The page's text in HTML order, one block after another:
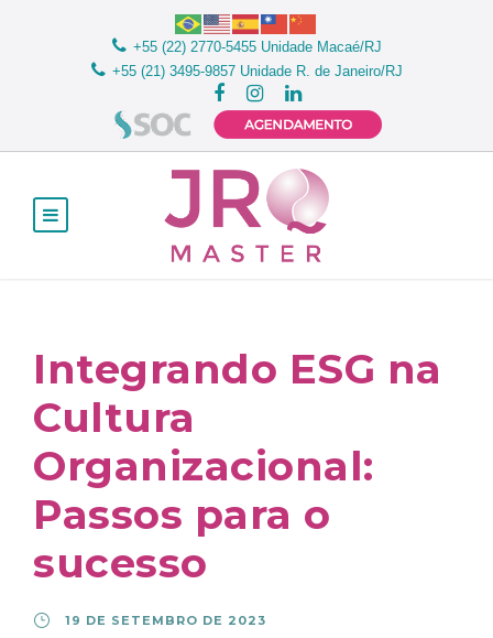
+55 (22) 2770-5455 Unidade Macaé/RJ
+55 (21) 3495-9857 Unidade R. de Janeiro/RJ
Integrando ESG na
Cultura
Organizacional:
Passos para o
sucesso
19 DE SETEMBRO DE 2023